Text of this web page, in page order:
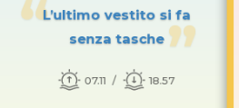
L’ultimo vestito si fa
senza tasche
07.11 18.57